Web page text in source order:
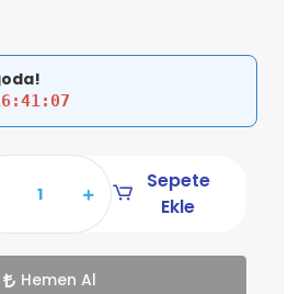
Sepete
Ekle
Hemen Al